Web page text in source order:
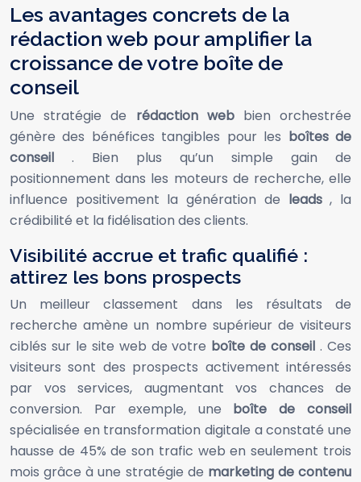
Les avantages concrets de la
rédaction web pour amplifier la
croissance de votre boîte de
conseil
Une stratégie de rédaction web bien orchestrée
génère des bénéfices tangibles pour les boîtes de
conseil . Bien plus qu’un simple gain de
positionnement dans les moteurs de recherche, elle
influence positivement la génération de leads, la
crédibilité et la fidélisation des clients.
Visibilité accrue et trafic qualifié :
attirez les bons prospects
Un meilleur classement dans les résultats de
recherche amène un nombre supérieur de visiteurs
ciblés sur le site web de votre boîte de conseil. Ces
visiteurs sont des prospects activement intéressés
par vos services, augmentant vos chances de
conversion. Par exemple, une boîte de conseil
spécialisée en transformation digitale a constaté une
hausse de 45% de son trafic web en seulement trois
mois grâce à une stratégie de marketing de contenu